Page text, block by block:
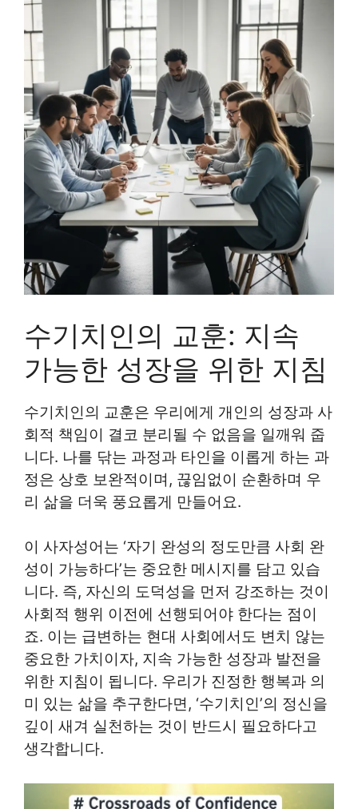
수기치인의 교훈: 지속
가능한 성장을 위한 지침
수기치인의 교훈은 우리에게 개인의 성장과 사
회적 책임이 결코 분리될 수 없음을 일깨워 줍
니다. 나를 닦는 과정과 타인을 이롭게 하는 과
정은 상호 보완적이며, 끊임없이 순환하며 우
리 삶을 더욱 풍요롭게 만들어요.
이 사자성어는 ‘자기 완성의 정도만큼 사회 완
성이 가능하다’는 중요한 메시지를 담고 있습
니다. 즉, 자신의 도덕성을 먼저 강조하는 것이
사회적 행위 이전에 선행되어야 한다는 점이
죠. 이는 급변하는 현대 사회에서도 변치 않는
중요한 가치이자, 지속 가능한 성장과 발전을
위한 지침이 됩니다. 우리가 진정한 행복과 의
미 있는 삶을 추구한다면, ‘수기치인’의 정신을
깊이 새겨 실천하는 것이 반드시 필요하다고
생각합니다.